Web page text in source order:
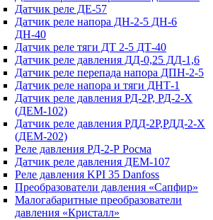
Датчик реле ДЕ-57
Датчик реле напора ДН-2-5 ДН-6
ДН-40
Датчик реле тяги ДТ 2-5 ДТ-40
Датчик реле давления ДД-0,25 ДД-1,6
Датчик реле перепада напора ДПН-2-5
Датчик реле напора и тяги ДНТ-1
Датчик реле давления РД-2Р, РД-2-Х
(ДЕМ-102)
Датчик реле давления РДД-2Р,РДД-2-Х
(ДЕМ-202)
Реле давления РД-2-Р Росма
Датчик реле давления ДЕМ-107
Реле давления KPI 35 Danfoss
Преобразователи давления «Сапфир»
Малогабаритные преобразователи
давления «Кристалл»